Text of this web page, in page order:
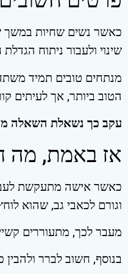
כאשר נשים שחיות במשך
שינוי ולעבור ניתוח
מנתחים טובים תמיד
הטוב ביותר, אך לעיתים
עקב כך נשאלת השאלה
אז באמת, מה
כאשר אישה מתעקשת
וגורם לכאבי גב, שהוא
מעבר לכך, מתעוררים
בנוסף, חשוב לברר